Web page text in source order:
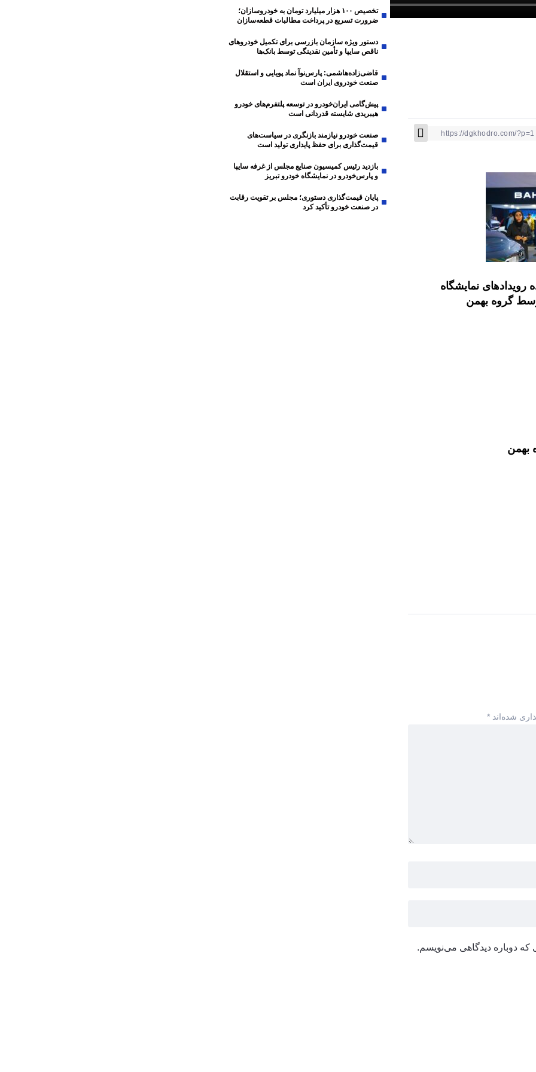
نمایشگاه
گروه بهمن
بهمن
شده‌اند *
که دوباره دیدگاهی می‌نویسم.
تخصیص ۱۰۰ هزار میلیارد تومان به خودروسازان؛
ضرورت تسریع در پرداخت مطالبات قطعه‌سازان
دستور ویژه سازمان بازرسی برای تکمیل خودروهای
ناقص سایپا و تأمین نقدینگی توسط بانک‌ها
قاضی‌زاده‌هاشمی: پارس‌نوآ نماد پویایی و استقلال
صنعت خودروی ایران است
پیش‌گامی ایران‌خودرو در توسعه پلتفرم‌های خودرو
هیبریدی شایسته قدردانی است
صنعت خودرو نیازمند بازنگری در سیاست‌های
قیمت‌گذاری برای حفظ پایداری تولید است
بازدید رئیس کمیسیون صنایع مجلس از غرفه سایپا
و پارس‌خودرو در نمایشگاه خودرو تبریز
پایان قیمت‌گذاری دستوری؛ مجلس بر تقویت رقابت
در صنعت خودرو تأکید کرد